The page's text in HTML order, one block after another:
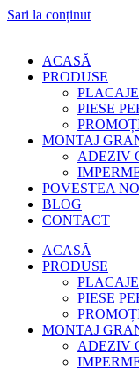
Sari la conținut
ACASĂ
PRODUSE
PLACAJE
PIESE
MONTAJ
ADEZIV
POVESTEA
BLOG
CONTACT
ACASĂ
PRODUSE
PLACAJE
PIESE
MONTAJ
ADEZIV